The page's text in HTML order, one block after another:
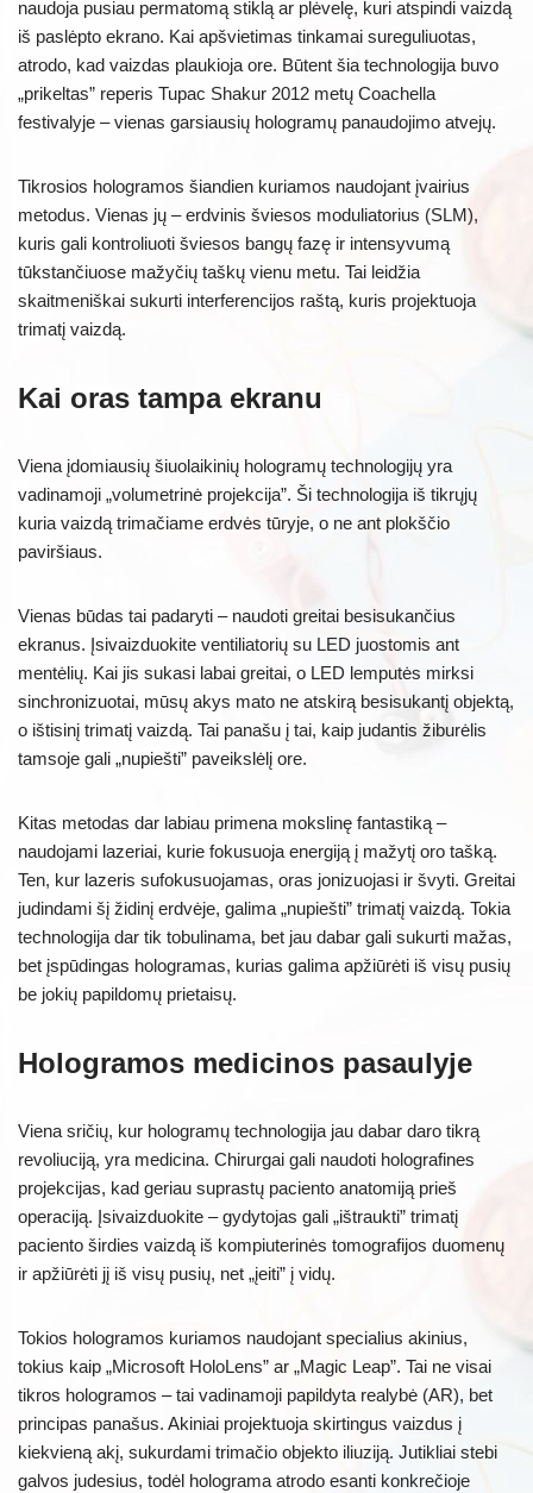
naudoja pusiau permatomą stiklą ar plėvelę, kuri atspindi vaizdą
iš paslėpto ekrano. Kai apšvietimas tinkamai sureguliuotas,
atrodo, kad vaizdas plaukioja ore. Būtent šia technologija buvo
„prikeltas” reperis Tupac Shakur 2012 metų Coachella
festivalyje – vienas garsiausių hologramų panaudojimo atvejų.
Tikrosios hologramos šiandien kuriamos naudojant įvairius
metodus. Vienas jų – erdvinis šviesos moduliatorius (SLM),
kuris gali kontroliuoti šviesos bangų fazę ir intensyvumą
tūkstančiuose mažyčių taškų vienu metu. Tai leidžia
skaitmeniškai sukurti interferencijos raštą, kuris projektuoja
trimatį vaizdą.
Kai oras tampa ekranu
Viena įdomiausių šiuolaikinių hologramų technologijų yra
vadinamoji „volumetrinė projekcija”. Ši technologija iš tikrųjų
kuria vaizdą trimačiame erdvės tūryje, o ne ant plokščio
paviršiaus.
Vienas būdas tai padaryti – naudoti greitai besisukančius
ekranus. Įsivaizduokite ventiliatorių su LED juostomis ant
mentėlių. Kai jis sukasi labai greitai, o LED lemputės mirksi
sinchronizuotai, mūsų akys mato ne atskirą besisukantį objektą,
o ištisinį trimatį vaizdą. Tai panašu į tai, kaip judantis žiburėlis
tamsoje gali „nupiešti” paveikslėlį ore.
Kitas metodas dar labiau primena mokslinę fantastiką –
naudojami lazeriai, kurie fokusuoja energiją į mažytį oro tašką.
Ten, kur lazeris sufokusuojamas, oras jonizuojasi ir švyti. Greitai
judindami šį židinį erdvėje, galima „nupiešti” trimatį vaizdą. Tokia
technologija dar tik tobulinama, bet jau dabar gali sukurti mažas,
bet įspūdingas hologramas, kurias galima apžiūrėti iš visų pusių
be jokių papildomų prietaisų.
Hologramos medicinos pasaulyje
Viena sričių, kur hologramų technologija jau dabar daro tikrą
revoliuciją, yra medicina. Chirurgai gali naudoti holografines
projekcijas, kad geriau suprastų paciento anatomiją prieš
operaciją. Įsivaizduokite – gydytojas gali „ištraukti” trimatį
paciento širdies vaizdą iš kompiuterinės tomografijos duomenų
ir apžiūrėti jį iš visų pusių, net „įeiti” į vidų.
Tokios hologramos kuriamos naudojant specialius akinius,
tokius kaip „Microsoft HoloLens” ar „Magic Leap”. Tai ne visai
tikros hologramos – tai vadinamoji papildyta realybė (AR), bet
principas panašus. Akiniai projektuoja skirtingus vaizdus į
kiekvieną akį, sukurdami trimačio objekto iliuziją. Jutikliai stebi
galvos judesius, todėl holograma atrodo esanti konkrečioje